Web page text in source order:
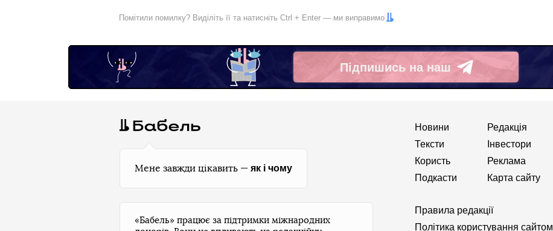
Помітили помилку? Виділіть її та натисніть Ctrl + Enter — ми виправимо
Підпишись на наш
Telegram
Мене завжди цікавить — як і чому
Новини
Тексти
Користь
Подкасти
Редакція
Інвестори
Реклама
Карта сайту
Правила редакції
Політика користування сайтом
«Бабель» працює за підтримки міжнародних